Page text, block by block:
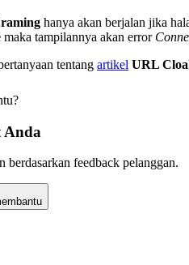
hanya akan berjalan jika
maka tampilannya akan error
tentang artikel URL
Anda
berdasarkan feedback pelanggan.